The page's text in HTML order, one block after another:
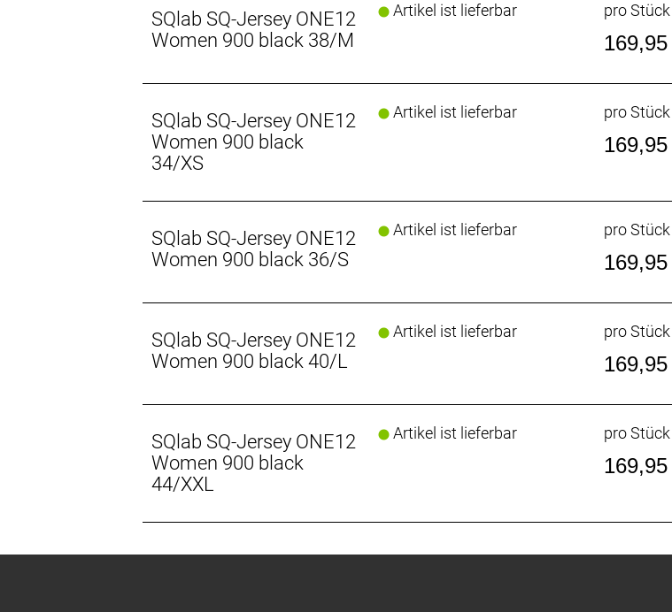
SQlab SQ-Jersey ONE12
Women 900 black 38/M
Artikel ist lieferbar pro
SQlab SQ-Jersey ONE12
Women 900 black
34/XS
Artikel ist lieferbar pro
SQlab SQ-Jersey ONE12
Women 900 black 36/S
Artikel ist lieferbar pro
SQlab SQ-Jersey ONE12
Women 900 black 40/L
Artikel ist lieferbar pro
SQlab SQ-Jersey ONE12
Women 900 black
44/XXL
Artikel ist lieferbar pro